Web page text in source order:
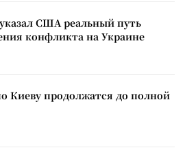
США реальный путь
конфликта на Украине
Киеву продолжатся до полной